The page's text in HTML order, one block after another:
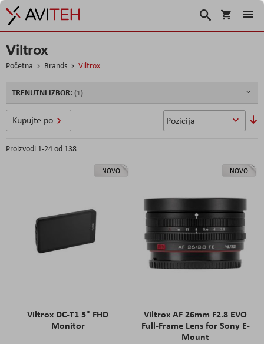
Korpa
Traži
Viltrox
Početna Brands Viltrox
Proizvodi 1-24od 138
NOVO
Viltrox DC-T1 5" FHD
Monitor
NOVO
Viltrox AF 26mm F2.8 EVO
Full-Frame Lens for Sony E-
Mount
Kupujte po
TRENUTNI IZBOR: